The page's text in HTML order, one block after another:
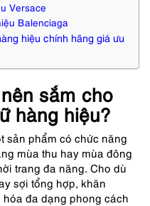
Versace
Balenciaga
hiệu chính hãng giá ưu
sắm cho
hàng hiệu?
sản phẩm có chức năng
mùa thu hay mùa đông
trang đa năng. Cho dù
sợi tổng hợp, khăn
đa dạng phong cách